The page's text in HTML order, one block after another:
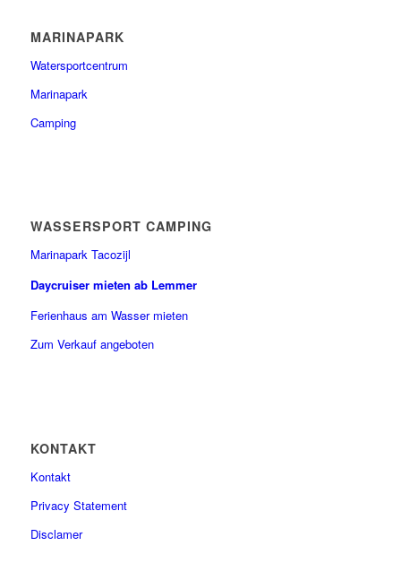
MARINAPARK
Watersportcentrum
Marinapark
Camping
WASSERSPORT CAMPING
Marinapark Tacozijl
Daycruiser mieten ab Lemmer
Ferienhaus am Wasser mieten
Zum Verkauf angeboten
KONTAKT
Kontakt
Privacy Statement
Disclamer